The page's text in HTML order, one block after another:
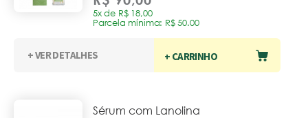
5x de R$ 18,00
Parcela mínima: R$ 50.00
+ VER DETALHES + CARRINHO
Sérum com Lanolina